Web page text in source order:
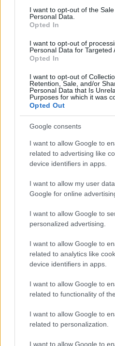
I want to opt-out of the
Personal Data.
Opted In
I want to opt-out of
Personal Data for Targeted
Opted In
I want to opt-out of
Retention, Sale, and/or
Personal Data that Is
Purposes for which it was
Opted Out
Google consents
I want to allow Google to
related to advertising like
device identifiers in apps.
I want to allow my user
Google for online
I want to allow Google to
personalized advertising.
I want to allow Google to
related to analytics like
device identifiers in apps.
I want to allow Google to
related to functionality of
I want to allow Google to
related to personalization.
I want to allow Google to
Što je banana zrelija, više
kvaliteta.